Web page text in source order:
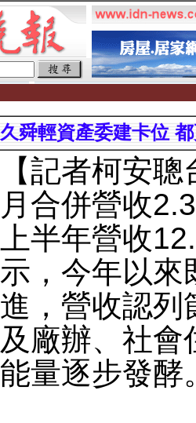
久舜輕資產委建卡位
【記者柯安
月合併營收
上半年營收
示，今年以來
進，營收認列
及廠辦、社會
能量逐步發酵